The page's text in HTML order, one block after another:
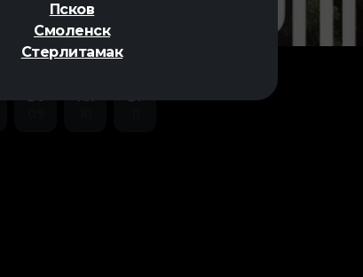
Псков
Смоленск
Стерлитамак
Вс
Пн
Вт